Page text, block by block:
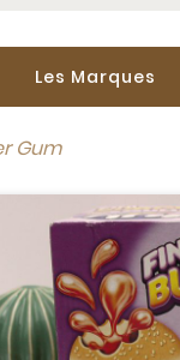
Les Marques
Gum